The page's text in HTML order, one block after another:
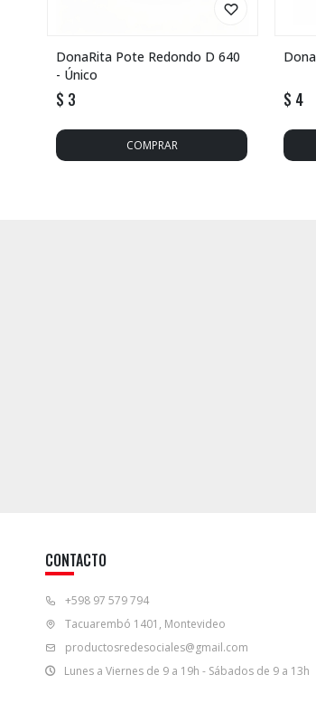
DonaRita Pote Redondo D 640
- Único
$ 3 $ 4
CONTACTO
+598 97 579 794
Tacuarembó 1401, Montevideo
productosredesociales@gmail.com
Lunes a Viernes de 9 a 19h - Sábados de 9 a 13h